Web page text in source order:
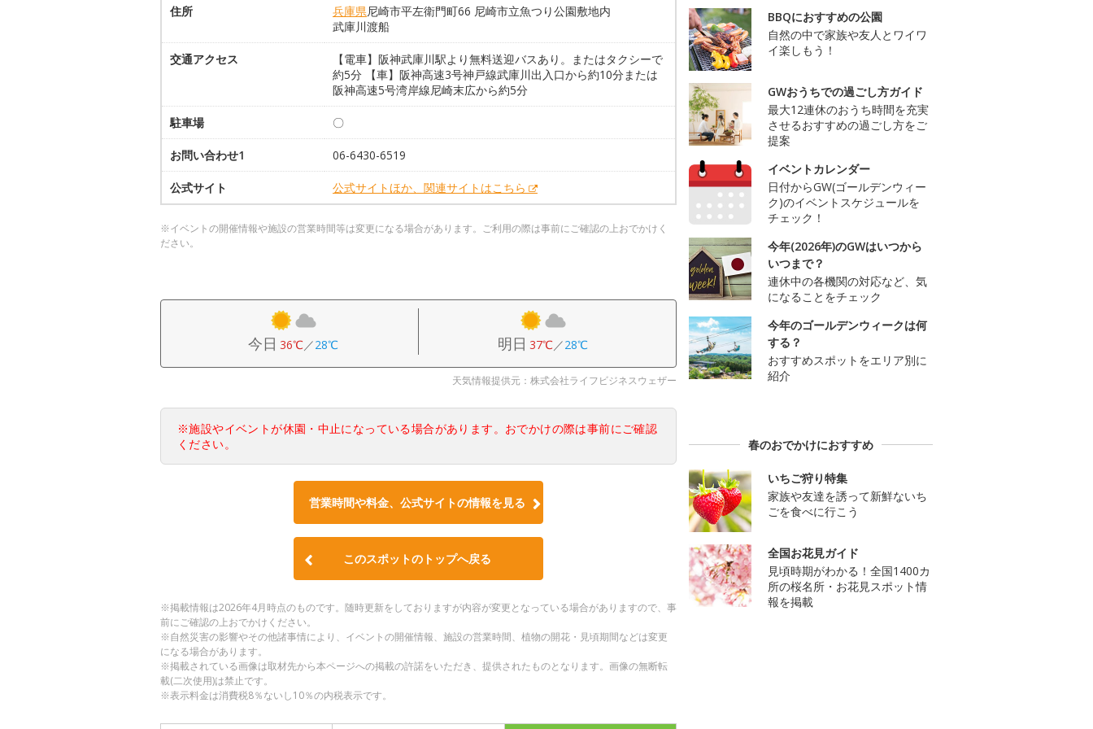
住所 兵庫県尼崎市平左衛門町66 尼崎市立魚つり公園敷地内
武庫川渡船
交通アクセス
【電車】阪神武庫川駅より無料送迎バスあり。またはタクシーで
約5分 【車】阪神高速3号神戸線武庫川出入口から約10分または
阪神高速5号湾岸線尼崎末広から約5分
駐車場 〇
お問い合わせ1 06-6430-6519
公式サイト 公式サイトほか、関連サイトはこちら
※イベントの開催情報や施設の営業時間等は変更になる場合があります。ご利用の際は事前にご確認の上おでかけく
ださい。
今日 36℃／28℃ 明日 37℃／28℃
天気情報提供元：株式会社ライフビジネスウェザー
※施設やイベントが休園・中止になっている場合があります。おでかけの際は事前にご確認
ください。
営業時間や料金、公式サイトの情報を見る
このスポットのトップへ戻る
※掲載情報は2026年4月時点のものです。随時更新をしておりますが内容が変更となっている場合がありますので、事
前にご確認の上おでかけください。
※自然災害の影響やその他諸事情により、イベントの開催情報、施設の営業時間、植物の開花・見頃期間などは変更
になる場合があります。
※掲載されている画像は取材先から本ページへの掲載の許諾をいただき、提供されたものとなります。画像の無断転
載(二次使用)は禁止です。
※表示料金は消費税8％ないし10％の内税表示です。
BBQにおすすめの公園
自然の中で家族や友人とワイワ
イ楽しもう！
GWおうちでの過ごし方ガイド
最大12連休のおうち時間を充実
させるおすすめの過ごし方をご
提案
イベントカレンダー
日付からGW(ゴールデンウィー
ク)のイベントスケジュールを
チェック！
今年(2026年)のGWはいつから
いつまで？
連休中の各機関の対応など、気
になることをチェック
今年のゴールデンウィークは何
する？
おすすめスポットをエリア別に
紹介
春のおでかけにおすすめ
いちご狩り特集
家族や友達を誘って新鮮ないち
ごを食べに行こう
全国お花見ガイド
見頃時期がわかる！全国1400カ
所の桜名所・お花見スポット情
報を掲載